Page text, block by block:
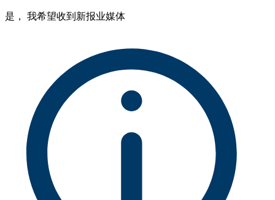
是， 我希望收到新报业媒体